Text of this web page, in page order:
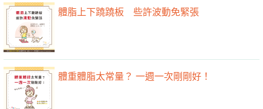
體脂上下蹺蹺板 些許波動免緊張
體重體脂太常量？ 一週一次剛剛好！